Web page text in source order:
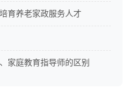
育养老家政服务人才
家庭教育指导师的区别